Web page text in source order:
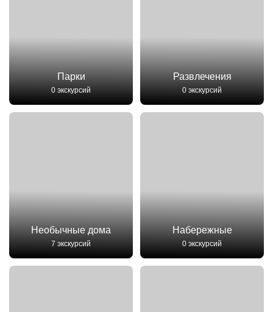
Парки
0 экскурсий
Развлечения
0 экскурсий
Необычные дома
7 экскурсий
Набережные
0 экскурсий